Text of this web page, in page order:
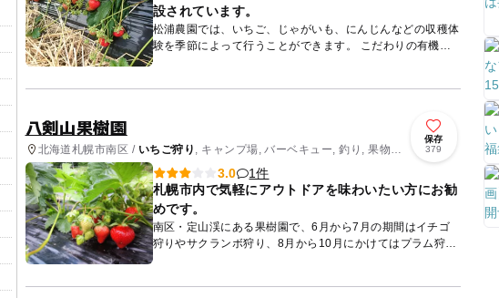
設されています。
松浦農園では、いちご、じゃがいも、にんじんなどの収穫体
験を季節によって行うことができます。 こだわりの有機野
菜は、おいしくて、安心、安全です。自分で収穫した野菜を
八剣山果樹園
北海道札幌市南区 / いちご狩り
, キャンプ場, バーベキュー, 釣り, 果物狩
り・収穫体験
保存
379
3.0
1件
札幌市内で気軽にアウトドアを味わいたい方にお勧
めです。
南区・定山渓にある果樹園で、6月から7月の期間はイチゴ
狩りやサクランボ狩り、8月から10月にかけてはプラム狩り
やじゃがいも・とうきび収穫体験を楽しむことができます。